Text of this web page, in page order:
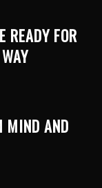
READY FOR
MIND AND